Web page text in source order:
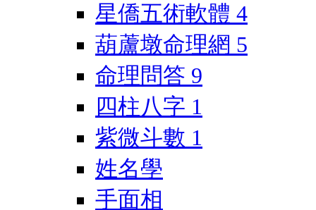
星僑五術軟體 4
葫蘆墩命理網 5
命理問答 9
四柱八字 1
紫微斗數 1
姓名學
手面相